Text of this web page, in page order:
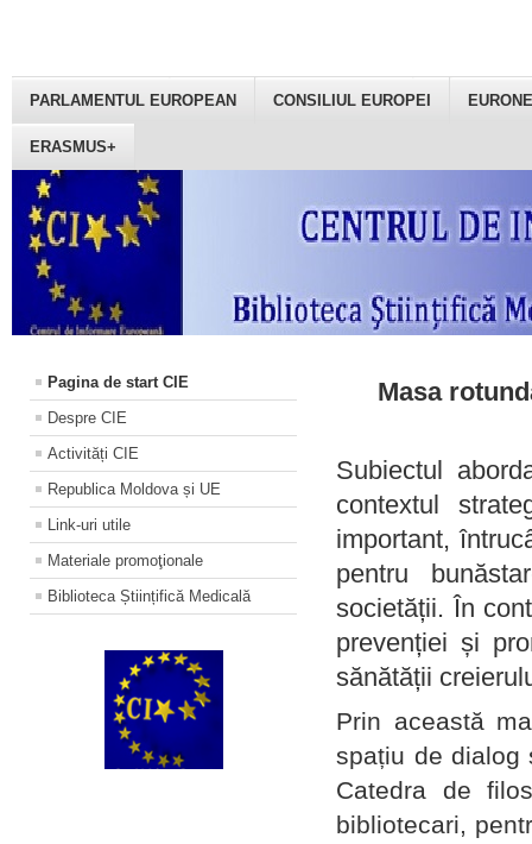
PARLAMENTUL EUROPEAN CONSILIUL EUROPEI
ERASMUS+
Pagina de start CIE
Despre CIE
Activități CIE
Republica Moldova și UE
Link-uri utile
Materiale promoţionale
Biblioteca Științifică Medicală
Masa
Subiectul
contextul
important,
pentru
societății. În
prevenției și
sănătății
Prin această
spațiu de dialog
Catedra de
bibliotecari,